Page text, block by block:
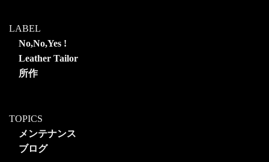
LABEL
No,No,Yes !
Leather Tailor
所作
TOPICS
メンテナンス
ブログ